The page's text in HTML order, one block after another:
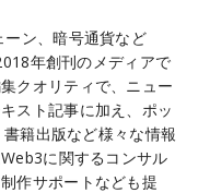
ーン、暗号通貨など
年創刊のメディアで
クオリティで、ニュー
スト記事に加え、ポッ
籍出版など様々な情報
に関するコンサル
作サポートなども提